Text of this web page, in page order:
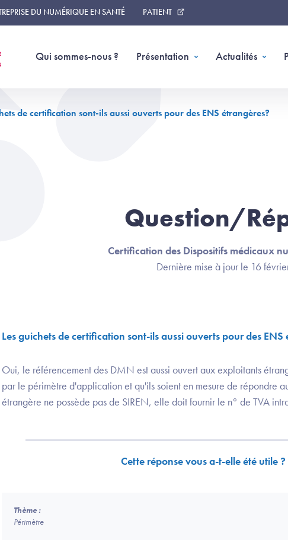
DU NUMÉRIQUE EN SANTÉ PATIENT
Qui sommes-nous ? Présentation Actualités
de certification sont-ils aussi ouverts pour des ENS étrangères?
Question/
Certification des Dispositifs médicaux
Dernière mise à jour le 16
Les guichets de certification sont-ils aussi ouverts pour des ENS
Oui, le référencement des DMN est aussi ouvert aux exploitants
par le périmètre d'application et qu'ils soient en mesure de répondre
étrangère ne possède pas de SIREN, elle doit fournir le n° de TVA
Cette réponse vous a-t-elle été utile ?
Thème :
Périmètre